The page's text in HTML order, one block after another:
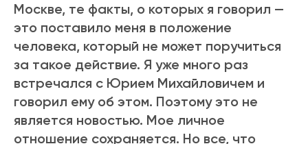
Москве, те факты, о которых я говорил —
это поставило меня в положение
человека, который не может поручиться
за такое действие. Я уже много раз
встречался с Юрием Михайловичем и
говорил ему об этом. Поэтому это не
является новостью. Мое личное
отношение сохраняется. Но все, что